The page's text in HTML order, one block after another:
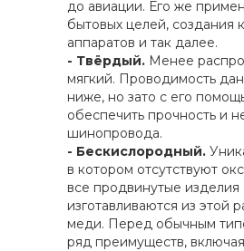
до авиации. Его же
бытовых целей, создания
аппаратов и так далее.
- Твёрдый. Менее
мягкий. Проводимость
ниже, но зато с его
обеспечить прочность и
шинопровода.
- Бескислородный.
в котором отсутствуют
все продвинутые изделия
изготавливаются из этой
меди. Перед обычным
ряд преимуществ,